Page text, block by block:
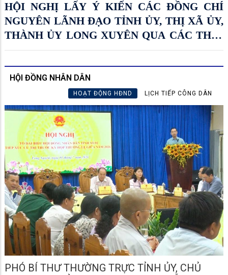
HỘI NGHỊ LẤY Ý KIẾN CÁC ĐỒNG CHÍ
NGUYÊN LÃNH ĐẠO TỈNH ỦY, THỊ XÃ ỦY,
THÀNH ỦY LONG XUYÊN QUA CÁC THỜI
KỲ VỀ VIỆC SẮP XẾP CÁC KHÓM TRÊN
ĐỊA BÀN PHƯỜNG LONG XUYÊN
HỘI ĐỒNG NHÂN DÂN
HOẠT ĐỘNG HĐND LỊCH TIẾP CÔNG DÂN
PHÓ BÍ THƯ THƯỜNG TRỰC TỈNH ỦY, CHỦ